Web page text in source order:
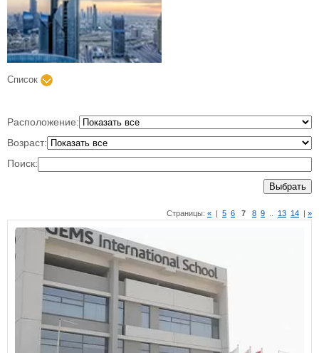
Список
Расположение:
Возраст:
Поиск:
Выбрать
Страницы: « | 5 6 7 8 9 13 14 | »